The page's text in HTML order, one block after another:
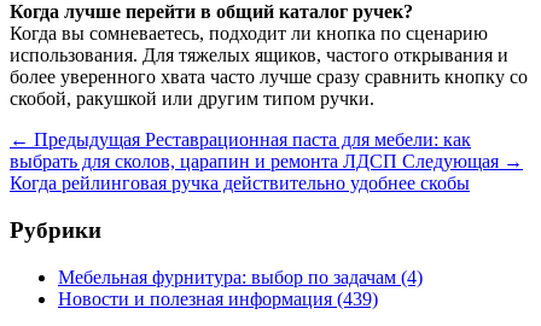
Когда лучше перейти в общий каталог ручек?
Когда вы сомневаетесь, подходит ли кнопка по сценарию
использования. Для тяжелых ящиков, частого открывания и
более уверенного хвата часто лучше сразу сравнить кнопку со
скобой, ракушкой или другим типом ручки.
← Предыдущая Реставрационная паста для мебели: как
выбрать для сколов, царапин и ремонта ЛДСП Следующая →
Когда рейлинговая ручка действительно удобнее скобы
Рубрики
Мебельная фурнитура: выбор по задачам (4)
Новости и полезная информация (439)